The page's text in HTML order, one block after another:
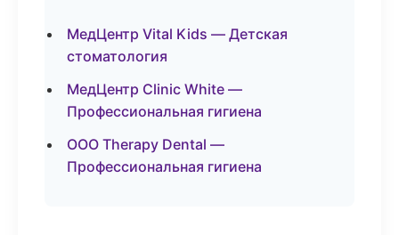
МедЦентр Vital Kids — Детская
стоматология
МедЦентр Clinic White —
Профессиональная гигиена
ООО Therapy Dental —
Профессиональная гигиена